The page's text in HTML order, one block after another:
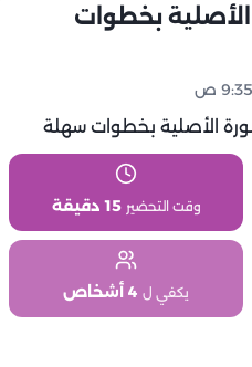
بخطوات
وقت التحضير 15 دقيقة
يكفي ل 4 أشخاص